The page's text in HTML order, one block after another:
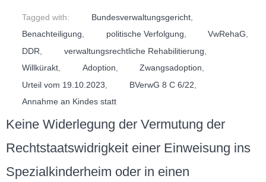
Tagged with: Bundesverwaltungsgericht,
Benachteiligung, politische Verfolgung, VwRehaG,
DDR
verwaltungsrechtliche Rehabilitierung
Willkürakt
Adoption Zwangsadoption
Urteil vom 19.10.2023
BVerwG 8 C 6/22
Annahme an Kindes statt
Keine Widerlegung der Vermutung der
Rechtstaatswidrigkeit einer Einweisung ins
Spezialkinderheim oder in einen